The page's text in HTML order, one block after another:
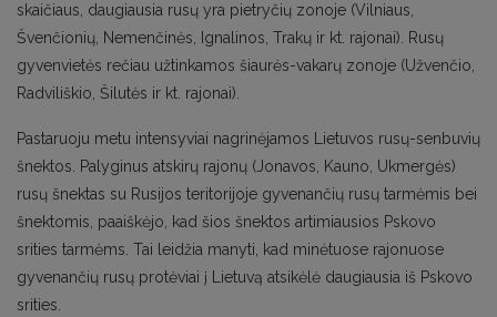
skaičiaus, daugiausia rusų yra pietryčių zonoje (Vilniaus,
Švenčionių, Nemenčinės, Ignalinos, Trakų ir kt. rajonai). Rusų
gyvenvietės rečiau užtinkamos šiaurės-vakarų zonoje (Užvenčio,
Radviliškio, Šilutės ir kt. rajonai).
Pastaruoju metu intensyviai nagrinėjamos Lietuvos rusų-senbuvių
šnektos. Palyginus atskirų rajonų (Jonavos, Kauno, Ukmergės)
rusų šnektas su Rusijos teritorijoje gyvenančių rusų tarmėmis bei
šnektomis, paaiškėjo, kad šios šnektos artimiausios Pskovo
srities tarmėms. Tai leidžia manyti, kad minėtuose rajonuose
gyvenančių rusų protėviai į Lietuvą atsikėlė daugiausia iš Pskovo
srities.